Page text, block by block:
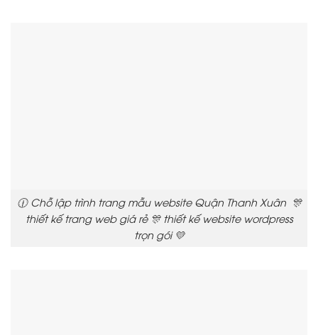
🕧 Chỗ lập trình trang mẫu website Quận Thanh Xuân 🎊
thiết kế trang web giá rẻ 🎊 thiết kế website wordpress
trọn gói 💛